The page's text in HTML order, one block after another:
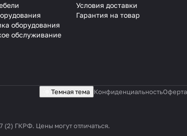
оборудования
обслуживание
Условия доставки
Гарантия на товар
Темная тема КонфиденциальностьОферта
ГКРФ. Цены могут отличаться.